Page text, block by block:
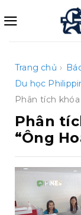
qua
Trang chủ ›
Du học
Phân tích
Phân
“Ông